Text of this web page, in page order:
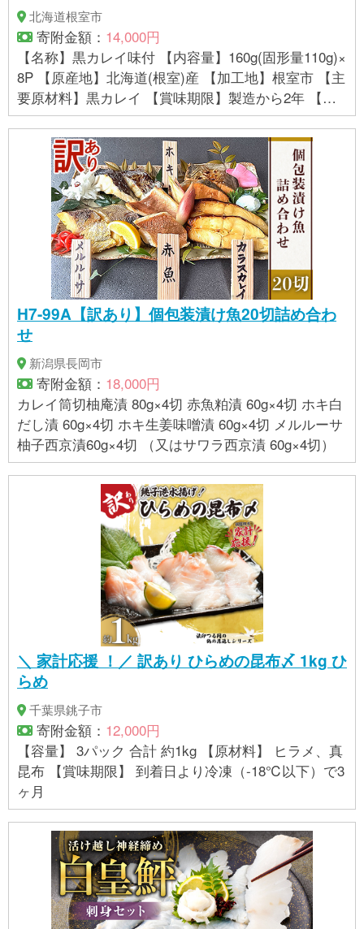
北海道根室市
寄附金額： 14,000円
【名称】黒カレイ味付 【内容量】160g(固形量110g)×
8P 【原産地】北海道(根室)産 【加工地】根室市 【主
要原材料】黒カレイ 【賞味期限】製造から2年 【保
存方法】常温(高温になる場所、直射日光を避けて保
管してください) 【加工者】株式会社兼由 北海道根
室市落石西398番地 【販売者】株式会社兼由 北海道
根室市落石西114
H7-99A【訳あり】個包装漬け魚20切詰め合わ
せ
新潟県長岡市
寄附金額： 18,000円
カレイ筒切柚庵漬 80g×4切 赤魚粕漬 60g×4切 ホキ白
だし漬 60g×4切 ホキ生姜味噌漬 60g×4切 メルルーサ
柚子西京漬60g×4切 （又はサワラ西京漬 60g×4切）
＼ 家計応援 ！／ 訳あり ひらめの昆布〆 1kg ひ
らめ
千葉県銚子市
寄附金額： 12,000円
【容量】 3パック 合計 約1kg 【原材料】 ヒラメ、真
昆布 【賞味期限】 到着日より冷凍（-18℃以下）で3
ヶ月